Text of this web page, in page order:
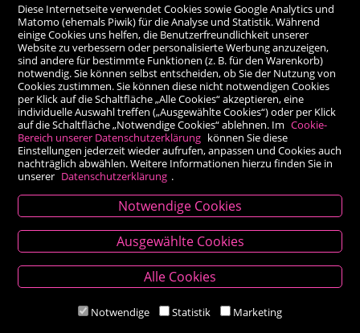
Kontakt
Besold Buch-Papier
Hauptplatz 14, 9300 St. Veit an der Glan
M:bestellung@besold.at
Diese Internetseite verwendet Cookies sowie Google Analytics und
Matomo (ehemals Piwik) für die Analyse und Statistik. Während
einige Cookies uns helfen, die Benutzerfreundlichkeit unserer
Website zu verbessern oder personalisierte Werbung anzuzeigen,
sind andere für bestimmte Funktionen (z. B. für den Warenkorb)
notwendig. Sie können selbst entscheiden, ob Sie der Nutzung von
Cookies zustimmen. Sie können diese nicht notwendigen Cookies
per Klick auf die Schaltfläche „Alle Cookies“ akzeptieren, eine
individuelle Auswahl treffen („Ausgewählte Cookies“) oder per Klick
auf die Schaltfläche „Notwendige Cookies“ ablehnen. Im Cookie-
Bereich unserer Datenschutzerklärung können Sie diese
Einstellungen jederzeit wieder aufrufen, anpassen und Cookies auch
nachträglich abwählen. Weitere Informationen hierzu finden Sie in
unserer Datenschutzerklärung .
Notwendige Cookies
Ausgewählte Cookies
Alle Cookies
Notwendige Statistik Marketing